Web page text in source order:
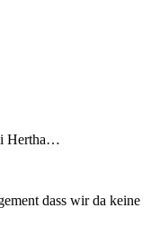
Hertha…
dass wir da keine